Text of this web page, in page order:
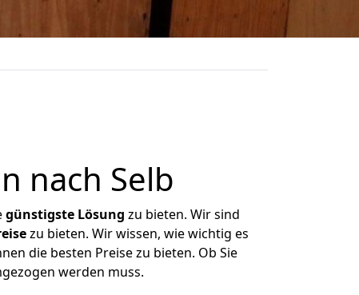
nach Selb
günstigste Lösung zu bieten. Wir sind
zu bieten. Wir wissen, wie wichtig es
die besten Preise zu bieten. Ob Sie
werden muss.